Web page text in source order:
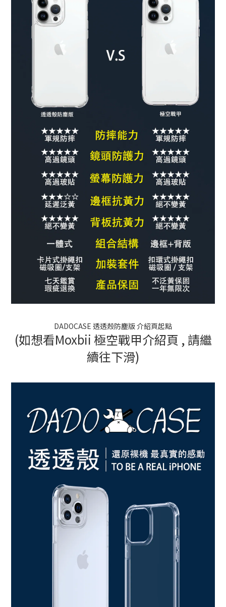
DADOCASE 透透殼防塵版 介紹頁起點
(如想看Moxbii 極空戰甲介紹頁 , 請繼
續往下滑)